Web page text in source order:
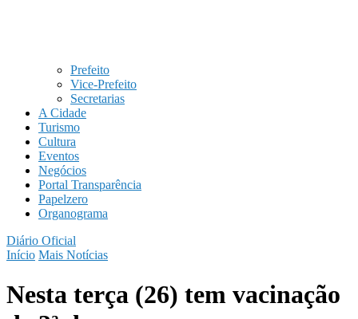
Prefeito
Vice-Prefeito
Secretarias
A Cidade
Turismo
Cultura
Eventos
Negócios
Portal Transparência
Papelzero
Organograma
Diário Oficial
Início Mais Notícias
Nesta terça (26) tem vacinação